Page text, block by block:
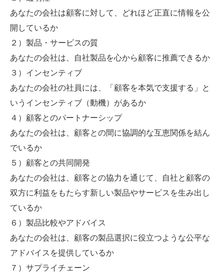
あなたの会社は顧客に対して、どれほど正直に情報を公
開しているか
２）製品・サービスの質
あなたの会社は、自社製品を心から顧客に推薦できるか
３）インセンティブ
あなたの会社の社員には、「顧客を本気で支援する」と
いうインセンティブ（動機）があるか
４）顧客とのパートナーシップ
あなたの会社は、顧客との間に協調的な互恵関係を結ん
でいるか
５）顧客との共同開発
あなたの会社は、顧客との協力を通じて、自社と顧客の
双方に利益をもたらす新しい製品やサービスを生み出し
ているか
６）製品比較やアドバイス
あなたの会社は、顧客の製品選択に役立つような公平な
アドバイスを提供しているか
７）サプライチェーン